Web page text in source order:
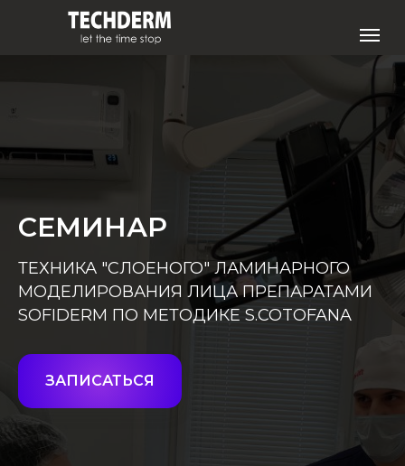
СЕМИНАР
ТЕХНИКА "СЛОЕНОГО" ЛАМИНАРНОГО
МОДЕЛИРОВАНИЯ ЛИЦА ПРЕПАРАТАМИ
SOFIDERM ПО МЕТОДИКЕ S.COTOFANA
ЗАПИСАТЬСЯ